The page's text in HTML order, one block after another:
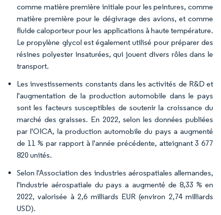
comme matière première initiale pour les peintures, comme
matière première pour le dégivrage des avions, et comme
fluide caloporteur pour les applications à haute température.
Le propylène glycol est également utilisé pour préparer des
résines polyester insaturées, qui jouent divers rôles dans le
transport.
Les investissements constants dans les activités de R&D et
l'augmentation de la production automobile dans le pays
sont les facteurs susceptibles de soutenir la croissance du
marché des graisses. En 2022, selon les données publiées
par l'OICA, la production automobile du pays a augmenté
de 11 % par rapport à l'année précédente, atteignant 3 677
820 unités.
Selon l'Association des industries aérospatiales allemandes,
l'industrie aérospatiale du pays a augmenté de 8,33 % en
2022, valorisée à 2,6 milliards EUR (environ 2,74 milliards
USD).